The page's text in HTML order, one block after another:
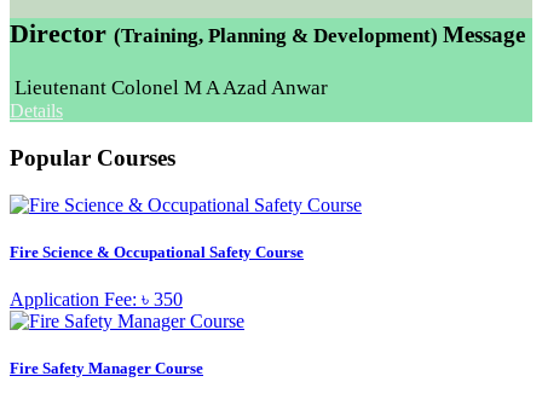
Director (Training, Planning & Development) Message
Lieutenant Colonel M A Azad Anwar
Details
Popular Courses
Fire Science & Occupational Safety Course
Application Fee: ৳ 350
Fire Safety Manager Course